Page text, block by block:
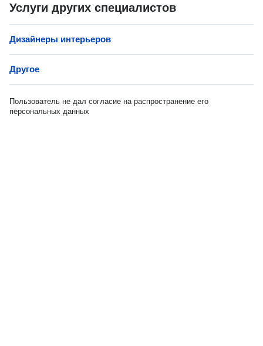
Услуги других специалистов
Дизайнеры интерьеров
Другое
Пользователь не дал согласие на распространение его
персональных данных